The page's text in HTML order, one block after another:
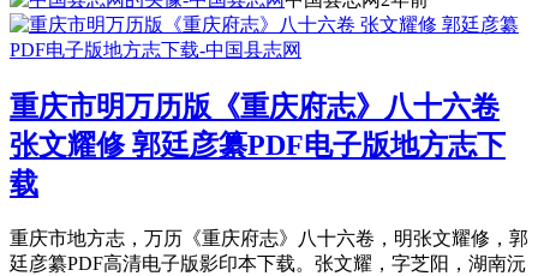
重庆市明万历版《重庆府志》八十六卷
张文耀修 郭廷彦纂PDF电子版地方志下
载
重庆市地方志，万历《重庆府志》八十六卷，明张文耀修，郭
廷彦纂PDF高清电子版影印本下载。张文耀，字芝阳，湖南沅